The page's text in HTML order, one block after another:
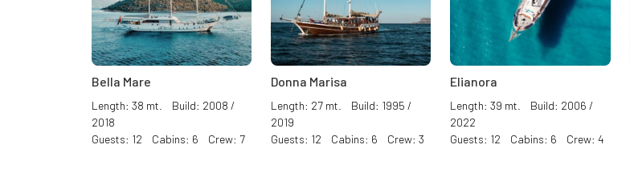
Bella Mare
Length: 38 mt. Build: 2008 /
2018
Guests: 12 Cabins: 6 Crew: 7
Donna Marisa
Length: 27 mt. Build: 1995 /
2019
Guests: 12 Cabins: 6 Crew: 3
Elianora
Length: 39 mt. Build: 2006 /
2022
Guests: 12 Cabins: 6 Crew: 4